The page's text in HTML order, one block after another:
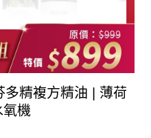
多精複方精油 | 薄荷
氧機